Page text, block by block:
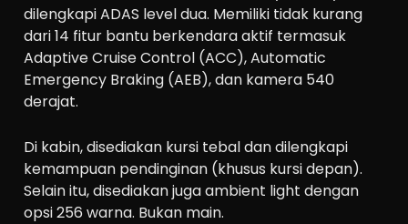
dilengkapi ADAS level dua. Memiliki tidak kurang
dari 14 fitur bantu berkendara aktif termasuk
Adaptive Cruise Control (ACC), Automatic
Emergency Braking (AEB), dan kamera 540
derajat.
Di kabin, disediakan kursi tebal dan dilengkapi
kemampuan pendinginan (khusus kursi depan).
Selain itu, disediakan juga ambient light dengan
opsi 256 warna. Bukan main.